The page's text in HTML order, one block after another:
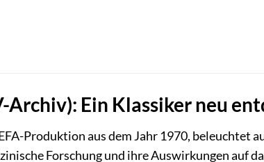
Archiv): Ein Klassiker neu
Produktion aus dem Jahr 1970, beleuchtet
Forschung und ihre Auswirkungen auf